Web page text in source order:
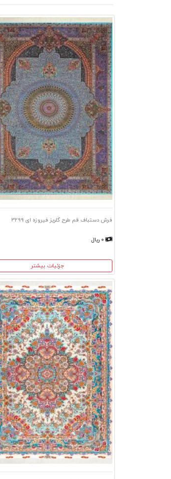
فرش دستباف قم طرح گلریز فیروزه ای ۳۲۹۹
جزئیات بیشتر